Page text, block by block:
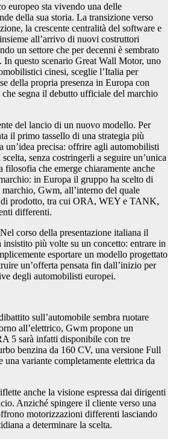
europeo sta vivendo una delle
della sua storia. La transizione verso
la crescente centralità del software e
all’arrivo di nuovi costruttori
un settore che per decenni è sembrato
questo scenario Great Wall Motor, uno
cinesi, sceglie l’Italia per
della propria presenza in Europa con
segna il debutto ufficiale del marchio
del lancio di un nuovo modello. Per
il primo tassello di una strategia più
un’idea precisa: offrire agli automobilisti
senza costringerli a seguire un’unica
filosofia che emerge chiaramente anche
in Europa il gruppo ha scelto di
Gwm, all’interno del quale
prodotto, tra cui ORA, WEY e TANK,
differenti.
corso della presentazione italiana il
più volte su un concetto: entrare in
esportare un modello progettato
un’offerta pensata fin dall’inizio per
degli automobilisti europei.
sull’automobile sembra ruotare
all’elettrico, Gwm propone un
5 sarà infatti disponibile con tre
benzina da 160 CV, una versione Full
variante completamente elettrica da
anche la visione espressa dai dirigenti
Anziché spingere il cliente verso una
motorizzazioni differenti lasciando
a determinare la scelta.